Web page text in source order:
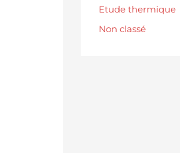
Etude thermique
Non classé